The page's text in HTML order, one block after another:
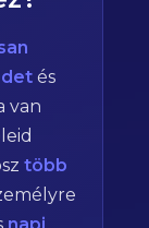
és
van
több